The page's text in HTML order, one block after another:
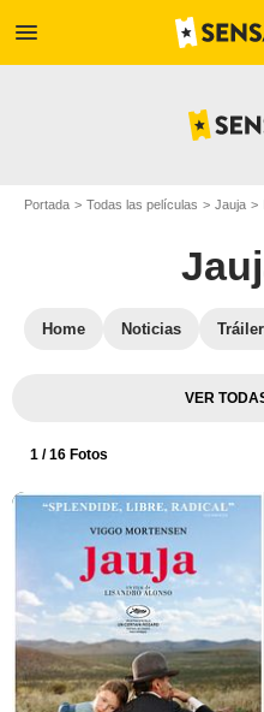
menu
Portada Todas las películas Jauja
Home Noticias
VER
1 / 16 Fotos